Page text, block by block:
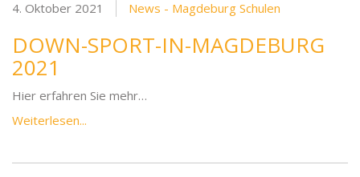
4. Oktober 2021 News - Magdeburg Schulen
DOWN-SPORT-IN-MAGDEBURG
2021
Hier erfahren Sie mehr…
Weiterlesen...